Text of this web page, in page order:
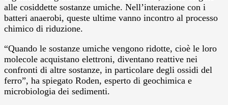
alle cosiddette sostanze umiche. Nell’interazione con i
batteri anaerobi, queste ultime vanno incontro al processo
chimico di riduzione.
“Quando le sostanze umiche vengono ridotte, cioè le loro
molecole acquistano elettroni, diventano reattive nei
confronti di altre sostanze, in particolare degli ossidi del
ferro”, ha spiegato Roden, esperto di geochimica e
microbiologia dei sedimenti.